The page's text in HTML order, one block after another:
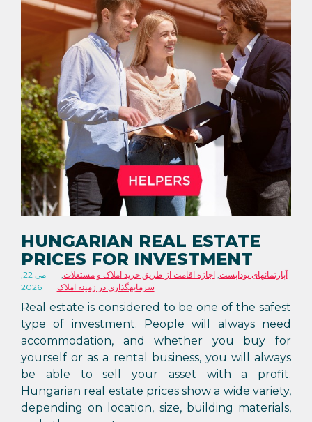
HUNGARIAN REAL ESTATE
PRICES FOR INVESTMENT
می 22,
2026
آپارتمانهای بوداپست,اجازه اقامت از طریق خرید املاک و مستغلات,
سرمایهگذاری در زمینه املاک
Real estate is considered to be one of the safest
type of investment. People will always need
accommodation, and whether you buy for
yourself or as a rental business, you will always
be able to sell your asset with a profit.
Hungarian real estate prices show a wide variety,
depending on location, size, building materials,